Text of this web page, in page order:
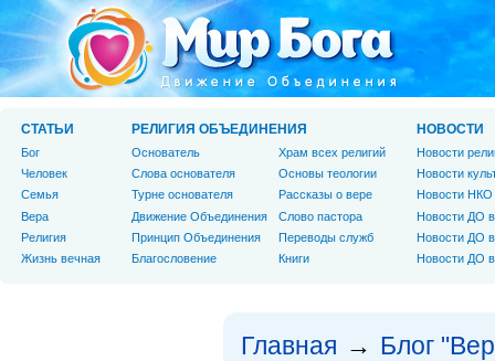
Главная → Блог
СТАТЬИ
Бог
Человек
Cемья
Вера
Религия
Жизнь вечная
РЕЛИГИЯ ОБЪЕДИНЕНИЯ
Основатель
Слова основателя
Турне основателя
Движение Объединения
Принцип Объединения
Благословение
Храм всех религий
Основы теологии
Рассказы о вере
Слово пастора
Переводы служб
Книги
НОВОСТИ
Новости
Новости
Новости НКО
Новости ДО
Новости ДО
Новости ДО